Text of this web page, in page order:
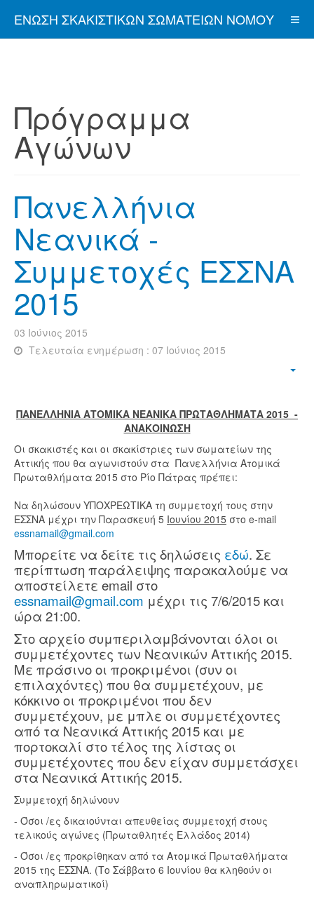
ΈΝΩΣΗ ΣΚΑΚΙΣΤΙΚΏΝ ΣΩΜΑΤΕΊΩΝ ΝΟΜΟΎ
Πρόγραμμα
Αγώνων
Πανελλήνια
Νεανικά -
Συμμετοχές ΕΣΣΝΑ
2015
03 Ιούνιος 2015
Τελευταία ενημέρωση : 07 Ιούνιος 2015
ΠΑΝΕΛΛΗΝΙΑ ΑΤΟΜΙΚΑ ΝΕΑΝΙΚΑ ΠΡΩΤΑΘΛΗΜΑΤΑ 2015 -
ΑΝΑΚΟΙΝΩΣΗ
Οι σκακιστές και οι σκακίστριες των σωματείων της
Αττικής που θα αγωνιστούν στα Πανελλήνια Ατομικά
Πρωταθλήματα 2015 στο Ρίο Πάτρας πρέπει:
Να δηλώσουν ΥΠΟΧΡΕΩΤΙΚΑ τη συμμετοχή τους στην
ΕΣΣΝΑ μέχρι την Παρασκευή 5 Ιουνίου 2015 στο e-mail
essnamail@gmail.com
Μπορείτε να δείτε τις δηλώσεις εδώ. Σε
περίπτωση παράλειψης παρακαλούμε να
αποστείλετε email στο
essnamail@gmail.com μέχρι τις 7/6/2015 και
ώρα 21:00.
Στο αρχείο συμπεριλαμβάνονται όλοι οι
συμμετέχοντες των Νεανικών Αττικής 2015.
Με πράσινο οι προκριμένοι (συν οι
επιλαχόντες) που θα συμμετέχουν, με
κόκκινο οι προκριμένοι που δεν
συμμετέχουν, με μπλε οι συμμετέχοντες
από τα Νεανικά Αττικής 2015 και με
πορτοκαλί στο τέλος της λίστας οι
συμμετέχοντες που δεν είχαν συμμετάσχει
στα Νεανικά Αττικής 2015.
Συμμετοχή δηλώνουν
- Όσοι /ες δικαιούνται απευθείας συμμετοχή στους
τελικούς αγώνες (Πρωταθλητές Ελλάδος 2014)
- Όσοι /ες προκρίθηκαν από τα Ατομικά Πρωταθλήματα
2015 της ΕΣΣΝΑ. (Το Σάββατο 6 Ιουνίου θα κληθούν οι
αναπληρωματικοί)